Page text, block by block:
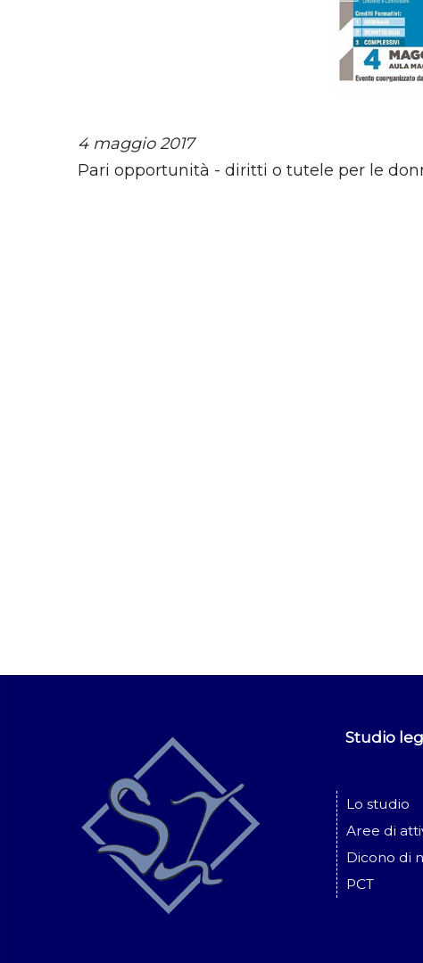
4 maggio 2017
Pari opportunità - diritti o tutele per le
Studio
Lo studio
Aree di
Dicono di
PCT